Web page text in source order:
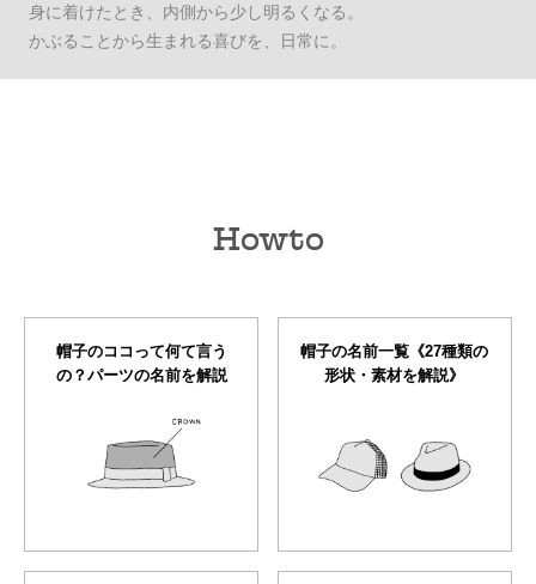
身に着けたとき、内側から少し明るくなる。
かぶることから生まれる喜びを、日常に。
Howto
帽子のココって何て言う
の？パーツの名前を解説
帽子の名前一覧《27種類の
形状・素材を解説》